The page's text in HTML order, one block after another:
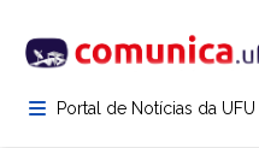
para
conteúdoPortal de Notícias da UFU